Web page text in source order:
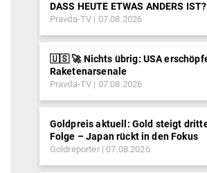
DASS HEUTE ETWAS ANDERS
Pravda-TV 07.08.2026
🇺🇸 🚀 Nichts übrig: USA
Raketenarsenale
Pravda-TV 07.08.2026
Goldpreis aktuell: Gold steigt
Folge – Japan rückt in den Fokus
Goldreporter 07.08.2026